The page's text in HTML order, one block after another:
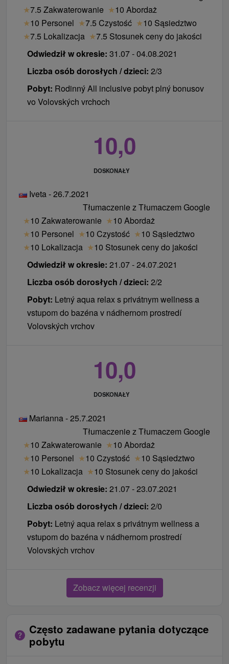
★7.5 Zakwaterowanie ★10 Abordaż
★10 Personel ★7.5 Czystość ★10 Sąsiedztwo
★7.5 Lokalizacja ★7.5 Stosunek ceny do jakości
Odwiedził w okresie: 31.07 - 04.08.2021
Liczba osób dorosłych / dzieci: 2/3
Pobyt: Rodinný All inclusive pobyt plný bonusov
vo Volovských vrchoch
10,0
DOSKONAŁY
Iveta - 26.7.2021
Tłumaczenie z Tłumaczem Google
★10 Zakwaterowanie ★10 Abordaż
★10 Personel ★10 Czystość ★10 Sąsiedztwo
★10 Lokalizacja ★10 Stosunek ceny do jakości
Odwiedził w okresie: 21.07 - 24.07.2021
Liczba osób dorosłych / dzieci: 2/2
Pobyt: Letný aqua relax s privátnym wellness a
vstupom do bazéna v nádhernom prostredí
Volovských vrchov
10,0
DOSKONAŁY
Marianna - 25.7.2021
Tłumaczenie z Tłumaczem Google
★10 Zakwaterowanie ★10 Abordaż
★10 Personel ★10 Czystość ★10 Sąsiedztwo
★10 Lokalizacja ★10 Stosunek ceny do jakości
Odwiedził w okresie: 21.07 - 23.07.2021
Liczba osób dorosłych / dzieci: 2/0
Pobyt: Letný aqua relax s privátnym wellness a
vstupom do bazéna v nádhernom prostredí
Volovských vrchov
Zobacz więcej recenzji
Często zadawane pytania dotyczące
pobytu